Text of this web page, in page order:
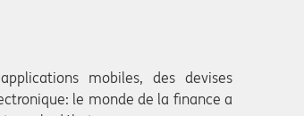
mobiles, des devises
le monde de la finance a